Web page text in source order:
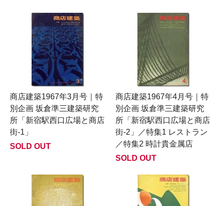
商店建築1967年3月号｜特
別企画 坂倉準三建築研究
所「新宿駅西口広場と商店
街-1」
SOLD OUT
商店建築1967年4月号｜特
別企画 坂倉準三建築研究
所「新宿駅西口広場と商店
街-2」／特集1 レストラン
／特集2 時計貴金属店
SOLD OUT